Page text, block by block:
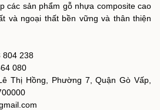
các sản phẩm gỗ nhựa composite cao
và ngoại thất bền vững và thân thiện
804 238
080
Thị Hồng, Phường 7, Quận Gò Vấp,